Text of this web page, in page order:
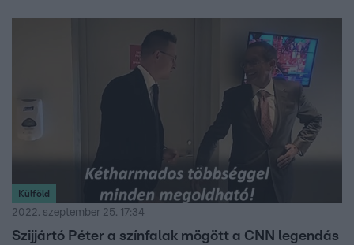
Külföld
2022. szeptember 25. 17:34
Szijjártó Péter a színfalak mögött a CNN legendás